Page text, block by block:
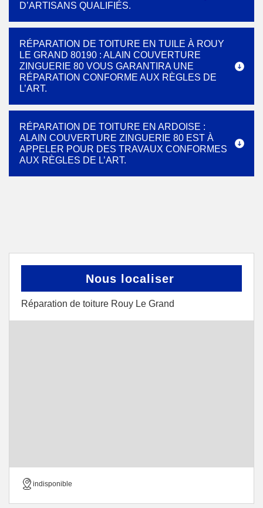
D’ARTISANS QUALIFIÉS.
RÉPARATION DE TOITURE EN TUILE À ROUY
LE GRAND 80190 : ALAIN COUVERTURE
ZINGUERIE 80 VOUS GARANTIRA UNE
RÉPARATION CONFORME AUX RÈGLES DE
L’ART.
RÉPARATION DE TOITURE EN ARDOISE :
ALAIN COUVERTURE ZINGUERIE 80 EST À
APPELER POUR DES TRAVAUX CONFORMES
AUX RÈGLES DE L’ART.
Nous localiser
Réparation de toiture Rouy Le Grand
indisponible